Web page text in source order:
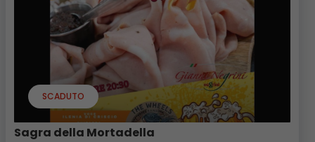
SCADUTO
Sagra della Mortadella